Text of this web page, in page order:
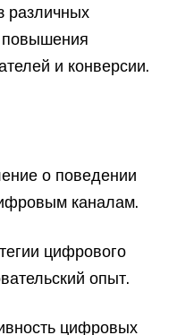
различных
и конверсии.
о поведении
каналам.
цифрового
опыт.
цифровых